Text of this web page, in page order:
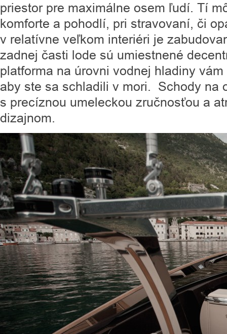
priestor pre maximálne osem ľudí. Tí
komforte a pohodlí, pri stravovaní, či
v relatívne veľkom interiéri je
zadnej časti lode sú umiestnené
platforma na úrovni vodnej hladiny
aby ste sa schladili v mori. Schody na
s precíznou umeleckou zručnosťou a
dizajnom.